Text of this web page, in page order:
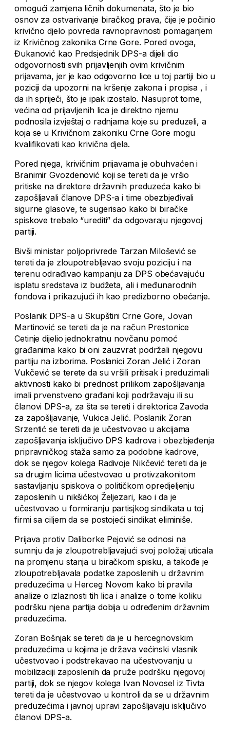
omogući zamjena ličnih dokumenata, što je bio
osnov za ostvarivanje biračkog prava, čije je počinio
krivično djelo povreda ravnopravnosti pomaganjem
iz Krivičnog zakonika Crne Gore. Pored ovoga,
Đukanović kao Predsjednik DPS-a dijeli dio
odgovornosti svih prijavljenjih ovim krivičnim
prijavama, jer je kao odgovorno lice u toj partiji bio u
poziciji da upozorni na kršenje zakona i propisa , i
da ih spriječi, što je ipak izostalo. Nasuprot tome,
većina od prijavljenih lica je direktno njemu
podnosila izvještaj o radnjama koje su preduzeli, a
koja se u Krivičnom zakoniku Crne Gore mogu
kvalifikovati kao krivična djela.
Pored njega, krivičnim prijavama je obuhvaćen i
Branimir Gvozdenović koji se tereti da je vršio
pritiske na direktore državnih preduzeća kako bi
zapošljavali članove DPS-a i time obezbjeđivali
sigurne glasove, te sugerisao kako bi biračke
spiskove trebalo “urediti” da odgovaraju njegovoj
partiji.
Bivši ministar poljoprivrede Tarzan Milošević se
tereti da je zloupotrebljavao svoju poziciju i na
terenu odrađivao kampanju za DPS obećavajuću
isplatu sredstava iz budžeta, ali i međunarodnih
fondova i prikazujući ih kao predizborno obećanje.
Poslanik DPS-a u Skupštini Crne Gore, Jovan
Martinović se tereti da je na račun Prestonice
Cetinje dijelio jednokratnu novčanu pomoć
građanima kako bi oni zauzvrat podržali njegovu
partiju na izborima. Poslanici Zoran Jelić i Zoran
Vukčević se terete da su vršili pritisak i preduzimali
aktivnosti kako bi prednost prilikom zapošljavanja
imali prvenstveno građani koji podržavaju ili su
članovi DPS-a, za šta se tereti i direktorica Zavoda
za zapošljavanje, Vukica Jelić. Poslanik Zoran
Srzentić se tereti da je učestvovao u akcijama
zapošljavanja isključivo DPS kadrova i obezbjeđenja
pripravničkog staža samo za podobne kadrove,
dok se njegov kolega Radivoje Nikčević tereti da je
sa drugim licima učestvovao u protivzakonitom
sastavljanju spiskova o političkom opredjeljenju
zaposlenih u nikšićkoj Željezari, kao i da je
učestvovao u formiranju partisjkog sindikata u toj
firmi sa ciljem da se postojeći sindikat eliminiše.
Prijava protiv Daliborke Pejović se odnosi na
sumnju da je zloupotrebljavajući svoj položaj uticala
na promjenu stanja u biračkom spisku, a takođe je
zloupotrebljavala podatke zaposlenih u državnim
preduzećima u Herceg Novom kako bi pravila
analize o izlaznosti tih lica i analize o tome koliku
podršku njena partija dobija u određenim državnim
preduzećima.
Zoran Bošnjak se tereti da je u hercegnovskim
preduzećima u kojima je država većinski vlasnik
učestvovao i podstrekavao na učestvovanju u
mobilizaciji zaposlenih da pruže podršku njegovoj
partiji, dok se njegov kolega Ivan Novosel iz Tivta
tereti da je učestvovao u kontroli da se u državnim
preduzećima i javnoj upravi zapošljavaju isključivo
članovi DPS-a.